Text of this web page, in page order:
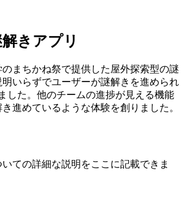
きアプリ
のまちかね祭で提供した屋外探索型の謎
いらずでユーザーが謎解きを進められ
した。他のチームの進捗が見える機能
進めているような体験を創りました。
ての詳細な説明をここに記載できま